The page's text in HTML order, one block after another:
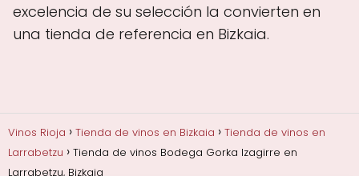
excelencia de su selección la convierten en
una tienda de referencia en Bizkaia.
Vinos Rioja Tienda de vinos en Bizkaia
Tienda de vinos en
Larrabetzu
Tienda de vinos Bodega Gorka Izagirre en
Larrabetzu, Bizkaia